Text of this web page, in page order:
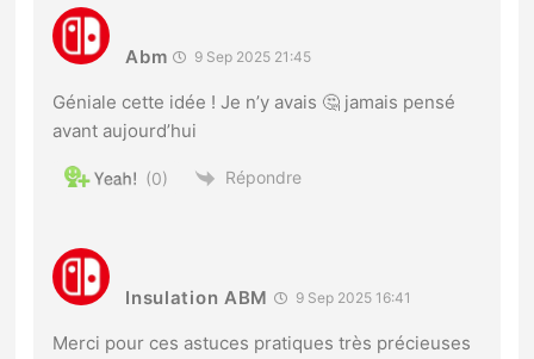
Abm 9 Sep 2025 21:45
Géniale cette idée ! Je n’y avais 🤔 jamais pensé
avant aujourd’hui
0 Répondre
Insulation ABM 9 Sep 2025 16:41
Merci pour ces astuces pratiques très précieuses